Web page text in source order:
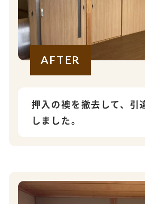
AFTER
押入の襖を撤去して、引
しました。